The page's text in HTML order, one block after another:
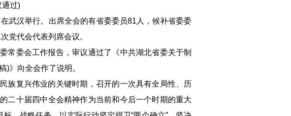
通过)
武汉举行。出席全会的有省委委员81人，候补省委委
党代会代表列席会议。
常委会工作报告，审议通过了《中共湖北省委关于制
)》向全会作了说明。
族复兴伟业的关键时期，召开的一次具有全局性、历
二十届四中全会精神作为当前和今后一个时期的重大